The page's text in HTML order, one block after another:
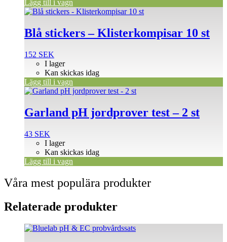
Lägg till i vagn
Blå stickers – Klisterkompisar 10 st
152 SEK
I lager
Kan skickas idag
Lägg till i vagn
Garland pH jordprover test – 2 st
43 SEK
I lager
Kan skickas idag
Lägg till i vagn
Våra mest populära produkter
Relaterade produkter